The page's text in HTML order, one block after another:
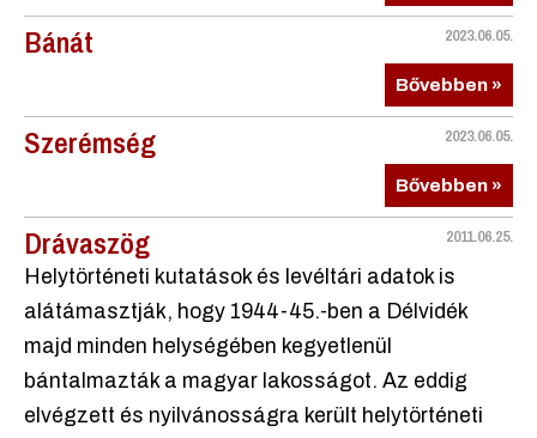
2023.06.05.
Bánát
Bővebben »
2023.06.05.
Szerémség
Bővebben »
2011.06.25.
Drávaszög
Helytörténeti kutatások és levéltári adatok is
alátámasztják, hogy 1944-45.-ben a Délvidék
majd minden helységében kegyetlenül
bántalmazták a magyar lakosságot. Az eddig
elvégzett és nyilvánosságra került helytörténeti